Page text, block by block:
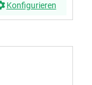
Konfigurieren